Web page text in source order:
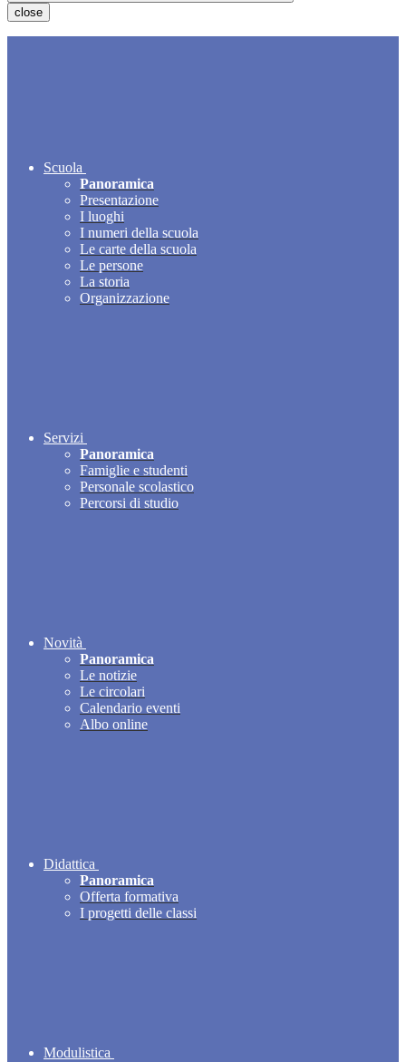
close
Scuola
Panoramica
Presentazione
I luoghi
I numeri della scuola
Le carte della scuola
Le persone
La storia
Organizzazione
Servizi
Panoramica
Famiglie e studenti
Personale scolastico
Percorsi di studio
Novità
Panoramica
Le notizie
Le circolari
Calendario eventi
Albo online
Didattica
Panoramica
Offerta formativa
I progetti delle classi
Modulistica